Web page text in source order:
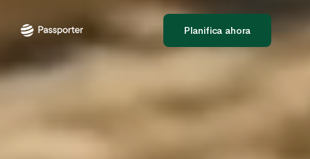
Planifica ahora